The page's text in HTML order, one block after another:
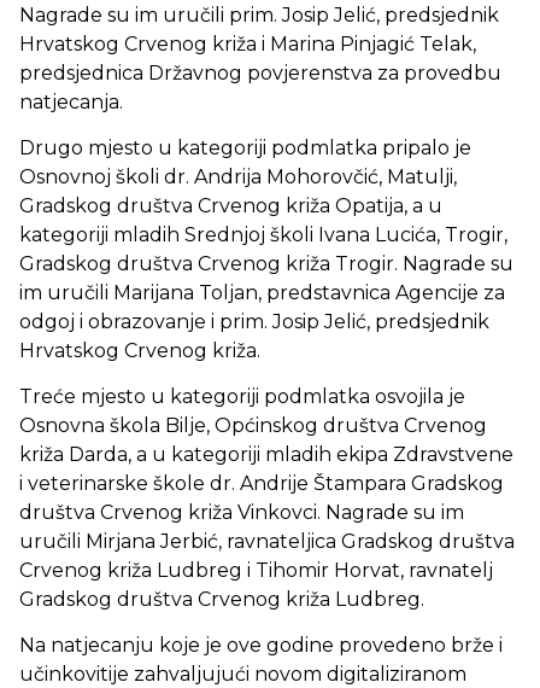
Nagrade su im uručili prim. Josip Jelić, predsjednik
Hrvatskog Crvenog križa i Marina Pinjagić Telak,
predsjednica Državnog povjerenstva za provedbu
natjecanja.
Drugo mjesto u kategoriji podmlatka pripalo je
Osnovnoj školi dr. Andrija Mohorovčić, Matulji,
Gradskog društva Crvenog križa Opatija, a u
kategoriji mladih Srednjoj školi Ivana Lucića, Trogir,
Gradskog društva Crvenog križa Trogir. Nagrade su
im uručili Marijana Toljan, predstavnica Agencije za
odgoj i obrazovanje i prim. Josip Jelić, predsjednik
Hrvatskog Crvenog križa.
Treće mjesto u kategoriji podmlatka osvojila je
Osnovna škola Bilje, Općinskog društva Crvenog
križa Darda, a u kategoriji mladih ekipa Zdravstvene
i veterinarske škole dr. Andrije Štampara Gradskog
društva Crvenog križa Vinkovci. Nagrade su im
uručili Mirjana Jerbić, ravnateljica Gradskog društva
Crvenog križa Ludbreg i Tihomir Horvat, ravnatelj
Gradskog društva Crvenog križa Ludbreg.
Na natjecanju koje je ove godine provedeno brže i
učinkovitije zahvaljujući novom digitaliziranom